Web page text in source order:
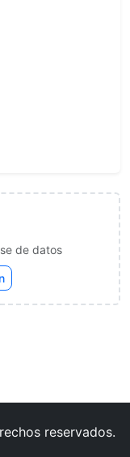
de datos
reservados.